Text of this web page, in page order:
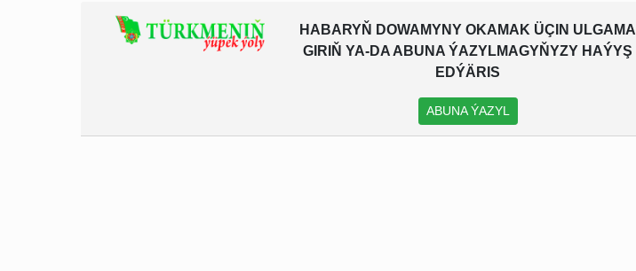
HABARYŇ DOWAMYNY OKAMAK ÜÇIN ULGAMA
GIRIŇ YA-DA ABUNA ÝAZYLMAGYŇYZY HAÝYŞ
EDÝÄRIS
ABUNA ÝAZYL